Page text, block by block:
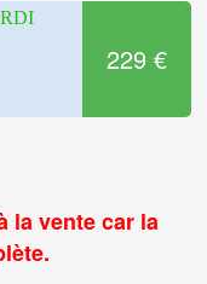
229 €
la vente car la